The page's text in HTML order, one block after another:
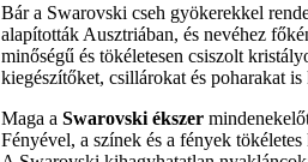
Bár a Swarovski cseh gyökerekkel
alapították Ausztriában, és nevéhez
minőségű és tökéletesen csiszolt
kiegészítőket, csillárokat és poharakat is
Maga a Swarovski ékszer
Fényével, a színek és a fények